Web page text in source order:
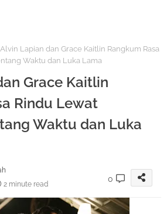
Alvin Lapian dan Grace Kaitlin Rangkum Rasa
Waktu dan Luka Lama
Grace Kaitlin
Rindu Lewat
Waktu dan Luka
2 minute read
0